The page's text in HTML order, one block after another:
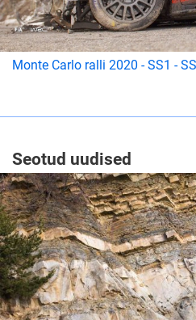
Monte Carlo ralli 2020 - SS1 -
Seotud uudised